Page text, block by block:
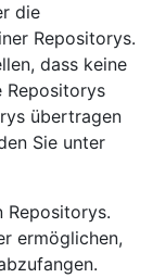
die
Repositorys.
dass keine
Repositorys
übertragen
Sie unter
Repositorys.
ermöglichen,